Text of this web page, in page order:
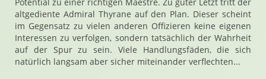
altgediente Admiral Thyrane auf den Plan. Dieser scheint
im Gegensatz zu vielen anderen Offizieren keine eigenen
Interessen zu verfolgen, sondern tatsächlich der Wahrheit
auf der Spur zu sein. Viele Handlungsfäden, die sich
natürlich langsam aber sicher miteinander verflechten...